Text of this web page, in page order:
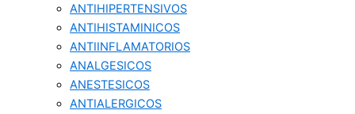
ANTIHIPERTENSIVOS
ANTIHISTAMINICOS
ANTIINFLAMATORIOS
ANALGESICOS
ANESTESICOS
ANTIALERGICOS